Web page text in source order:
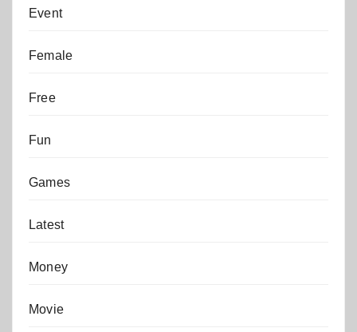
Event
Female
Free
Fun
Games
Latest
Money
Movie